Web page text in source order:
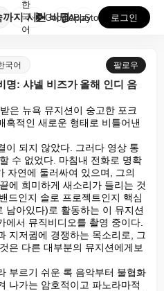
섬뜩한 훅과 뼛속까지 시린 비명: 샤넬 비즈가 올해 인...
한
국
어
GooglePlay
AppStore 로그인
국어 팔로우
명: 샤넬 비즈가 올해 인디 음
은 뉴욕 뮤지션이 숭고한 포크
혹적인 새로운 형태로 비틀어낸
이 되지 않았다. 그러다 영상 통
수 없었다. 마침내 전화로 명확
자연에 둘러싸여 있으며, 그의
에 희미하게 새소리가 들리는 것
드인지 솔로 프로젝트인지 핵심
남아있다)로 활동하는 이 뮤지션
에서 뮤직비디오를 촬영 중이다.
지저귐에 경쟁하는 목소리로, 그
은 다른 대부분의 뮤지션에게보
부르기 쉬운 록 음악부터 불협화
나가는 암호적이고 파노라마적